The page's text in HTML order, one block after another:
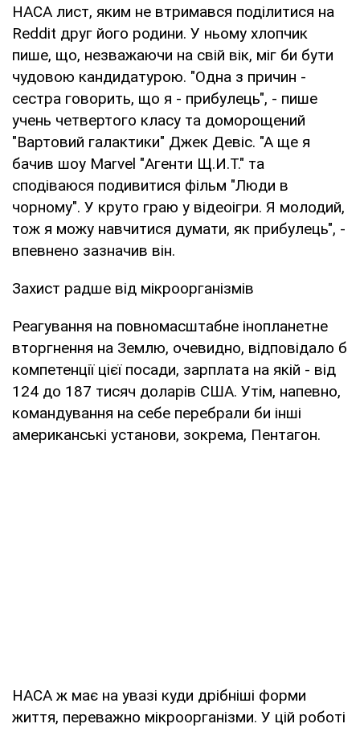
НАСА лист, яким не втримався поділитися на
Reddit друг його родини. У ньому хлопчик
пише, що, незважаючи на свій вік, міг би бути
чудовою кандидатурою. "Одна з причин -
сестра говорить, що я - прибулець", - пише
учень четвертого класу та доморощений
"Вартовий галактики" Джек Девіс. "А ще я
бачив шоу Marvel "Агенти Щ.И.Т." та
сподіваюся подивитися фільм "Люди в
чорному". У круто граю у відеоігри. Я молодий,
тож я можу навчитися думати, як прибулець", -
впевнено зазначив він.
Захист радше від мікроорганізмів
Реагування на повномасштабне інопланетне
вторгнення на Землю, очевидно, відповідало б
компетенції цієї посади, зарплата на якій - від
124 до 187 тисяч доларів США. Утім, напевно,
командування на себе перебрали би інші
американські установи, зокрема, Пентагон.
НАСА ж має на увазі куди дрібніші форми
життя, переважно мікроорганізми. У цій роботі